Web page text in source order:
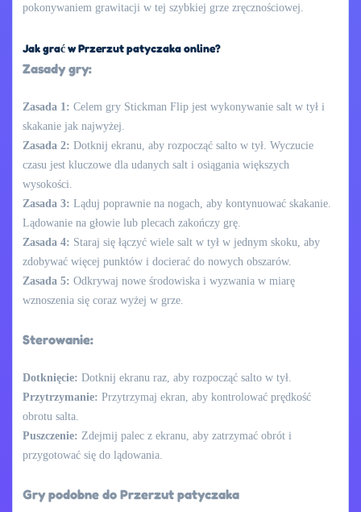
pokonywaniem grawitacji w tej szybkiej grze zręcznościowej.
Jak grać w Przerzut patyczaka online?
Zasady gry:
Zasada 1: Celem gry Stickman Flip jest wykonywanie salt w tył i
skakanie jak najwyżej.
Zasada 2: Dotknij ekranu, aby rozpocząć salto w tył. Wyczucie
czasu jest kluczowe dla udanych salt i osiągania większych
wysokości.
Zasada 3: Ląduj poprawnie na nogach, aby kontynuować skakanie.
Lądowanie na głowie lub plecach zakończy grę.
Zasada 4: Staraj się łączyć wiele salt w tył w jednym skoku, aby
zdobywać więcej punktów i docierać do nowych obszarów.
Zasada 5: Odkrywaj nowe środowiska i wyzwania w miarę
wznoszenia się coraz wyżej w grze.
Sterowanie:
Dotknięcie: Dotknij ekranu raz, aby rozpocząć salto w tył.
Przytrzymanie: Przytrzymaj ekran, aby kontrolować prędkość
obrotu salta.
Puszczenie: Zdejmij palec z ekranu, aby zatrzymać obrót i
przygotować się do lądowania.
Gry podobne do Przerzut patyczaka